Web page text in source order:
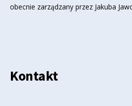
obecnie zarządzany przez Jakuba
Kontakt